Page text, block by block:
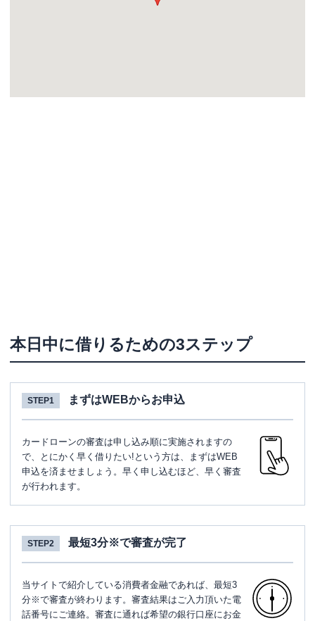
本日中に借りるための3ステップ
STEP1 まずはWEBからお申込
カードローンの審査は申し込み順に実施されますの
で、とにかく早く借りたい!という方は、まずはWEB
申込を済ませましょう。早く申し込むほど、早く審査
が行われます。
STEP2 最短3分※で審査が完了
当サイトで紹介している消費者金融であれば、最短3
分※で審査が終わります。審査結果はご入力頂いた電
話番号にご連絡。審査に通れば希望の銀行口座にお金